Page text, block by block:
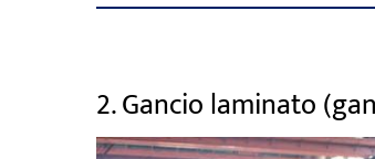
2. Gancio laminato